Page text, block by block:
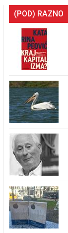
(POD) RAZNO